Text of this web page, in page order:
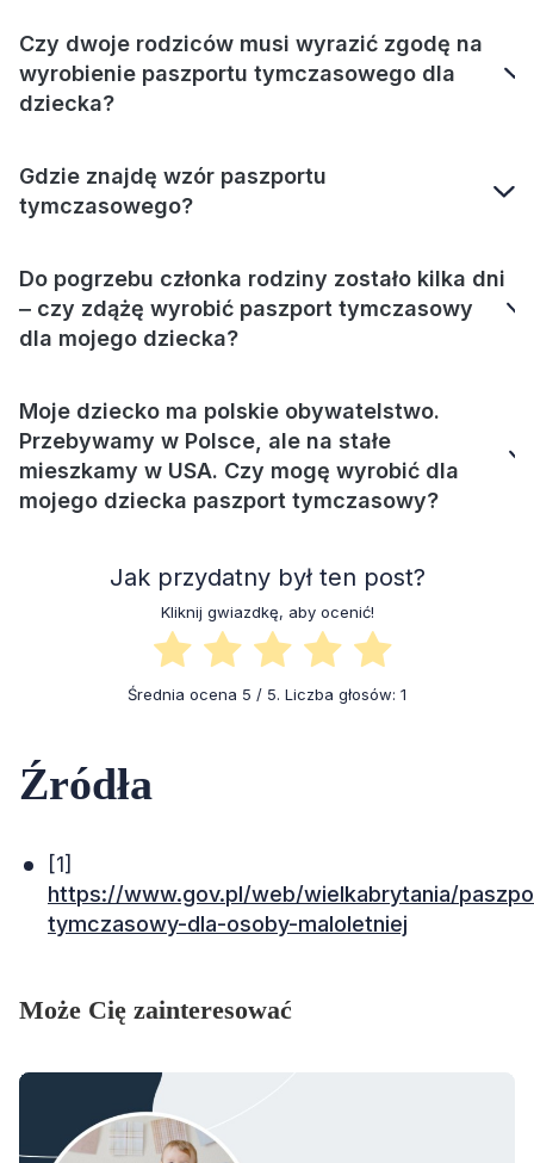
Czy dwoje rodziców musi wyrazić zgodę na
wyrobienie paszportu tymczasowego dla
dziecka?
Gdzie znajdę wzór paszportu
tymczasowego?
Do pogrzebu członka rodziny zostało kilka dni
‒ czy zdążę wyrobić paszport tymczasowy
dla mojego dziecka?
Moje dziecko ma polskie obywatelstwo.
Przebywamy w Polsce, ale na stałe
mieszkamy w USA. Czy mogę wyrobić dla
mojego dziecka paszport tymczasowy?
Jak przydatny był ten post?
Kliknij gwiazdkę, aby ocenić!
Średnia ocena 5 / 5. Liczba głosów: 1
Źródła
[1]
https://www.gov.pl/web/wielkabrytania/
tymczasowy-dla-osoby-maloletniej
Może Cię zainteresować